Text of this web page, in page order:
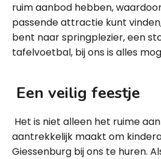
ruim aanbod hebben,
passende attractie kunt
bent naar springplezier, een
tafelvoetbal, bij ons is alles
Een veilig feestje
Het is niet alleen het ruime
aantrekkelijk maakt om
Giessenburg bij ons te huren.